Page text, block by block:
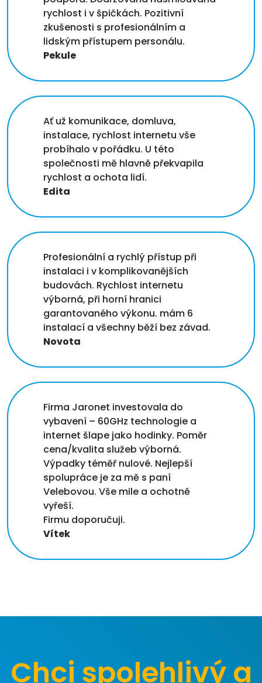
rychlost i v špičkách. Pozitivní
zkušenosti s profesionálním a
lidským přístupem personálu.
Pekule
Ať už komunikace, domluva,
instalace, rychlost internetu vše
probíhalo v pořádku. U této
společnosti mě hlavně překvapila
rychlost a ochota lidí.
Edita
Profesionální a rychlý přístup při
instalaci i v komplikovanějších
budovách. Rychlost internetu
výborná, při horní hranici
garantovaného výkonu. mám 6
instalací a všechny běží bez závad.
Novota
Firma Jaronet investovala do
vybavení – 60GHz technologie a
internet šlape jako hodinky. Poměr
cena/kvalita služeb výborná.
Výpadky téměř nulové. Nejlepší
spolupráce je za mě s paní
Velebovou. Vše mile a ochotně
vyřeší.
Firmu doporučuji.
Vítek
Chci spolehlivý a